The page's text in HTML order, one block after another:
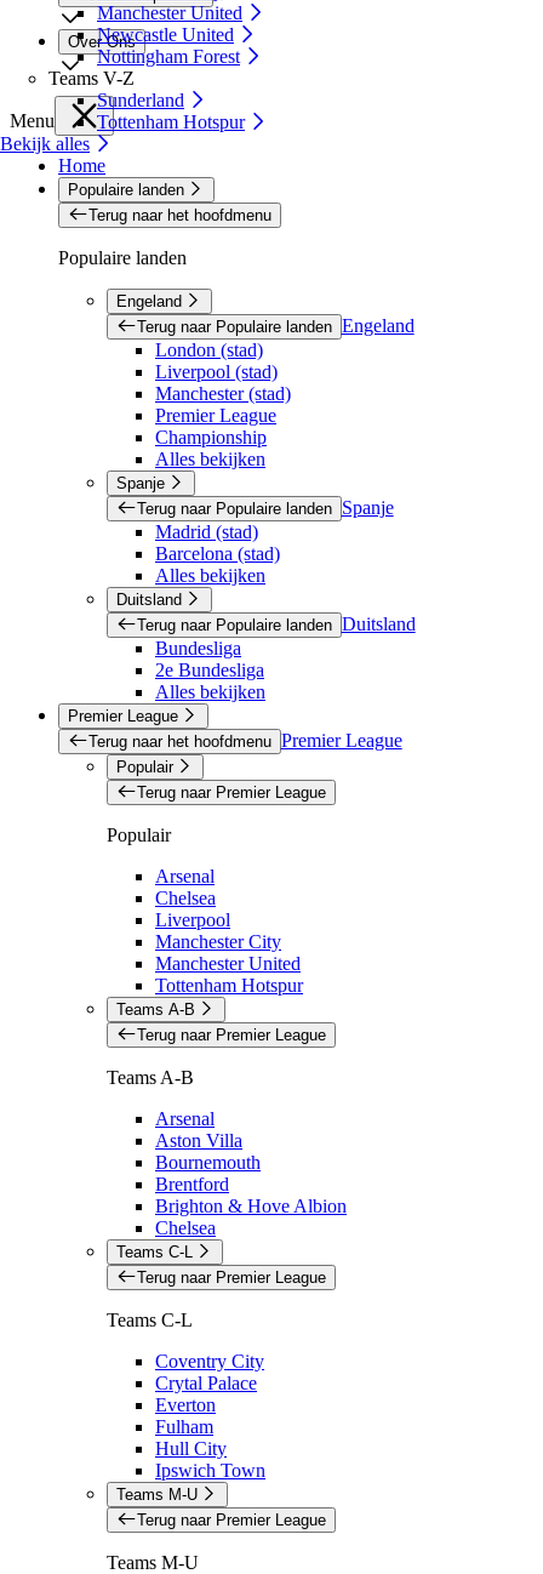
Manchester United
Newcastle United
Nottingham Forest
Teams V-Z
Sunderland
Tottenham Hotspur
Bekijk alles
Over Ons
Menu
Home
Populaire landen
Terug naar het hoofdmenu
Populaire landen
Engeland
Terug naar Populaire landen Engeland
London (stad)
Liverpool (stad)
Manchester (stad)
Premier League
Championship
Alles bekijken
Spanje
Terug naar Populaire landen
Spanje
Madrid (stad)
Barcelona (stad)
Alles bekijken
Duitsland
Terug naar Populaire landen Duitsland
Bundesliga
2e Bundesliga
Alles bekijken
Premier League
Terug naar het hoofdmenu Premier League
Populair
Terug naar Premier League
Populair
Arsenal
Chelsea
Liverpool
Manchester City
Manchester United
Tottenham Hotspur
Teams A-B
Terug naar Premier League
Teams A-B
Arsenal
Aston Villa
Bournemouth
Brentford
Brighton & Hove Albion
Chelsea
Teams C-L
Terug naar Premier League
Teams C-L
Coventry City
Crytal Palace
Everton
Fulham
Hull City
Ipswich Town
Teams M-U
Terug naar Premier League
Teams M-U